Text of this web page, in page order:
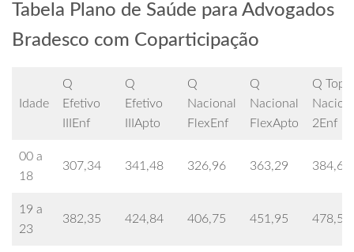
Tabela Plano de Saúde para Advogados
Bradesco com Coparticipação
Idade
Q
Efetivo
IIIEnf
Q
Efetivo
IIIApto
Q
Nacional
FlexEnf
Q
Nacional
FlexApto
Q Top
2Enf
00 a
18
307,34 341,48 326,96 363,29 384,66
19 a
23
382,35 424,84 406,75 451,95 478,55